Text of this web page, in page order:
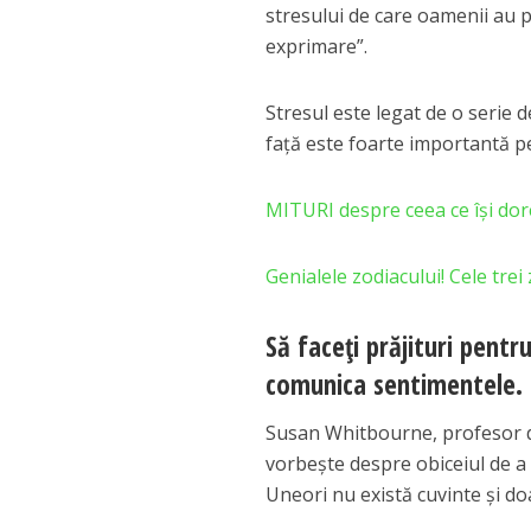
stresului de care oamenii au
exprimare”.
Stresul este legat de o serie
faţă este foarte importantă
MITURI despre ceea ce îşi
Genialele zodiacului! Cele
Să faceţi prăjituri
comunica sentimentele.
Susan Whitbourne, profesor
vorbeşte despre obiceiul de
Uneori nu există cuvinte şi